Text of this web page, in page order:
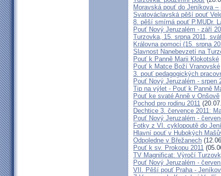
Moravská pouť do Jeníkova
Svatováclavská pěší pouť
8. pěší smírná pouť P.MUDr.
Pouť Nový Jeruzalém - září
Turzovka, 15. srpna 2011,
Královna pomoci (15. srpna
Slavnost Nanebevzetí na
Pouť k Panně Marii Klokotské
Pouť k Matce Boží Vranovské
3. pouť pedagogických
Pouť Nový Jeruzalém - srpen
Tip na výlet - Pouť k Panně
Pouť ke svaté Anně v Onšově
Pochod pro rodinu 2011
Dechtice 3. července 2011:
Pouť Nový Jeruzalém -
Fotky z VI. cyklopoutě do
Hlavní pouť v Hubokých
Odpoledne v Břežanech
Pouť k sv. Prokopu 2011
TV Magnificat: Výročí
Pouť Nový Jeruzalém -
VII. Pěší pouť Praha -